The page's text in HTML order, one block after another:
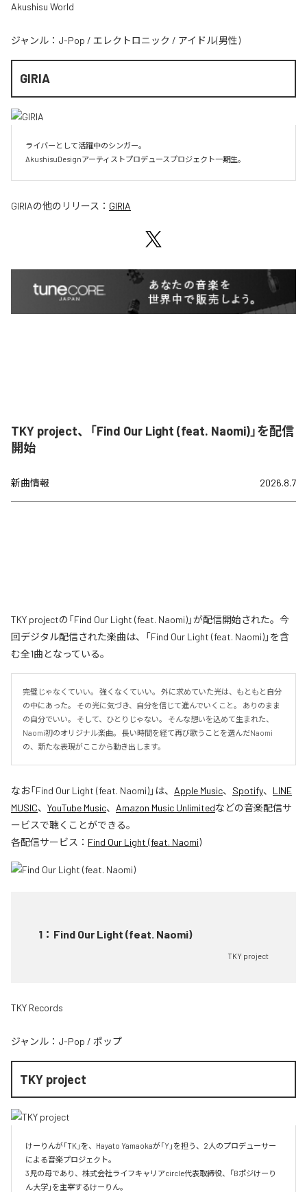
Akushisu World
ジャンル： J-Pop / エレクトロニック / アイドル(男性)
GIRIA
ライバーとして活躍中のシンガー。
AkushisuDesignアーティストプロデュースプロジェクト一期生。
GIRIAの他のリリース： GIRIA
TKY project、「Find Our Light (feat. Naomi)」を配信
開始
新曲情報 2026.8.7
TKY projectの「Find Our Light (feat. Naomi)」が配信開始された。今
回デジタル配信された楽曲は、「Find Our Light (feat. Naomi)」を含
む全1曲となっている。
完璧じゃなくていい。 強くなくていい。 外に求めていた光は、もともと自分
の中にあった。 その光に気づき、自分を信じて進んでいくこと。 ありのまま
の自分でいい。 そして、ひとりじゃない。 そんな想いを込めて生まれた、
Naomi初のオリジナル楽曲。 長い時間を経て再び歌うことを選んだNaomi
の、新たな表現がここから動き出します。
なお「Find Our Light (feat. Naomi)」は、 Apple Music、 Spotify、 LINE
MUSIC、 YouTube Music、 Amazon Music Unlimitedなどの音楽配信サ
ービスで聴くことができる。
各配信サービス： Find Our Light (feat. Naomi)
1 ： Find Our Light (feat. Naomi)
TKY project
TKY Records
ジャンル： J-Pop / ポップ
TKY project
けーりんが「TK」を、Hayato Yamaokaが「Y」を担う、2人のプロデューサー
による音楽プロジェクト。
3児の母であり、株式会社ライフキャリアcircle代表取締役、「Bポジけーり
ん大学」を主宰するけーりん。